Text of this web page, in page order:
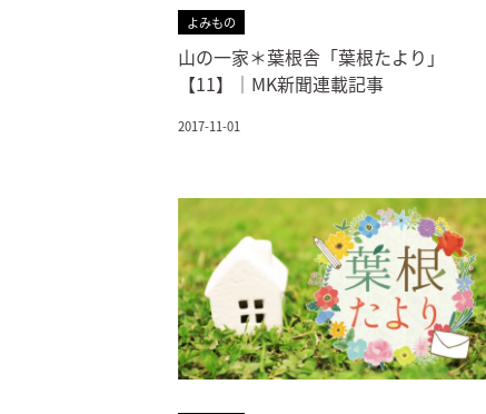
よみもの
山の一家＊葉根舎「葉根たより」
【11】｜MK新聞連載記事
2017-11-01